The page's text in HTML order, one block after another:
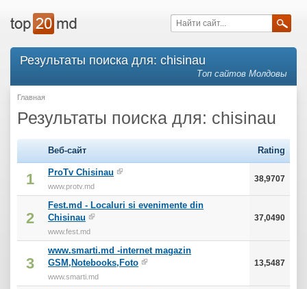
Результаты поиска для: chisinau
Топ сайтов Молдовы
Главная
Результаты поиска для: chisinau
Веб-сайт Rating
1 ProTv Chisinau
www.protv.md
38,9707
2
Fest.md - Localuri si evenimente din
Chisinau
www.fest.md
37,0490
3
www.smarti.md -internet magazin
GSM,Notebooks,Foto
www.smarti.md
13,5487